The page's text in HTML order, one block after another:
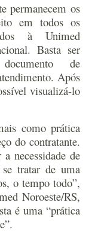
permanecem os
em todos os
à Unimed
Basta ser
de
Após
visualizá-lo
como prática
do contratante.
necessidade de
tratar de uma
o tempo todo”,
Noroeste/RS,
é uma “prática